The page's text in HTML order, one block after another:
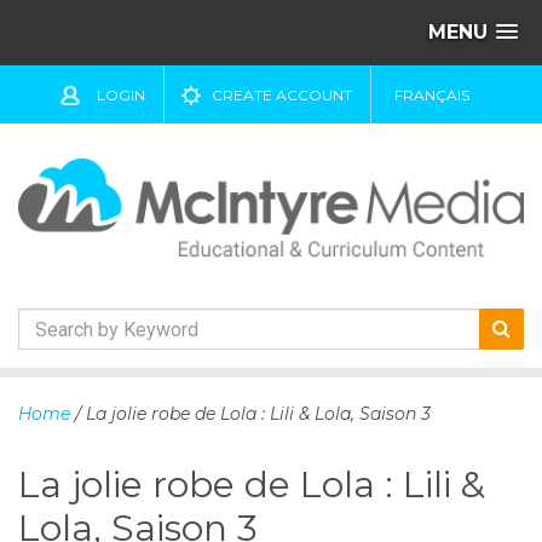
MENU
LOGIN CREATE ACCOUNT FRANÇAIS
kHome / La jolie robe de Lola : Lili & Lola, Saison 3
La jolie robe de Lola : Lili &
Lola, Saison 3